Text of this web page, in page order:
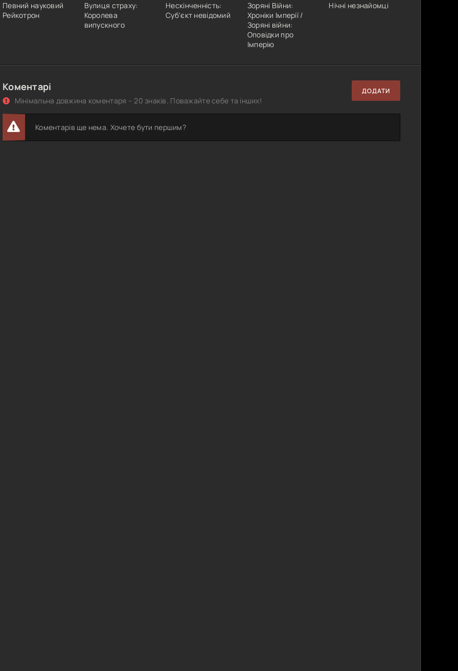
Певний науковий
Рейкотрон
Вулиця страху:
Королева
випускного
Нескінченність:
Суб'єкт невідомий
Зоряні Війни:
Хроніки Імперії /
Зоряні війни:
Оповідки про
Імперію
Нічні незнайомці
Коментарі
Мінімальна довжина коментаря – 20 знаків. Поважайте себе та інших!
ДОДАТИ
Коментарів ще нема. Хочете бути першим?